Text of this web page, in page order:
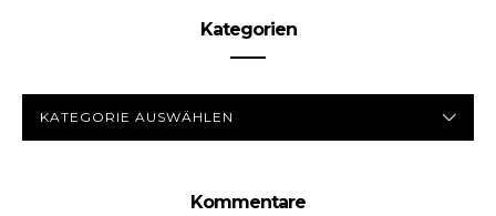
Kategorien
Kommentare